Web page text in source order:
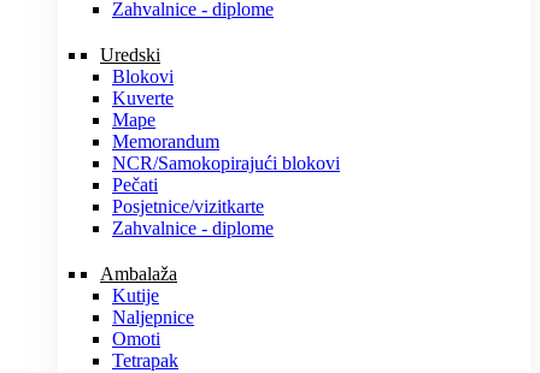
Zahvalnice - diplome
Uredski
Blokovi
Kuverte
Mape
Memorandum
NCR/Samokopirajući blokovi
Pečati
Posjetnice/vizitkarte
Zahvalnice - diplome
Ambalaža
Kutije
Naljepnice
Omoti
Tetrapak